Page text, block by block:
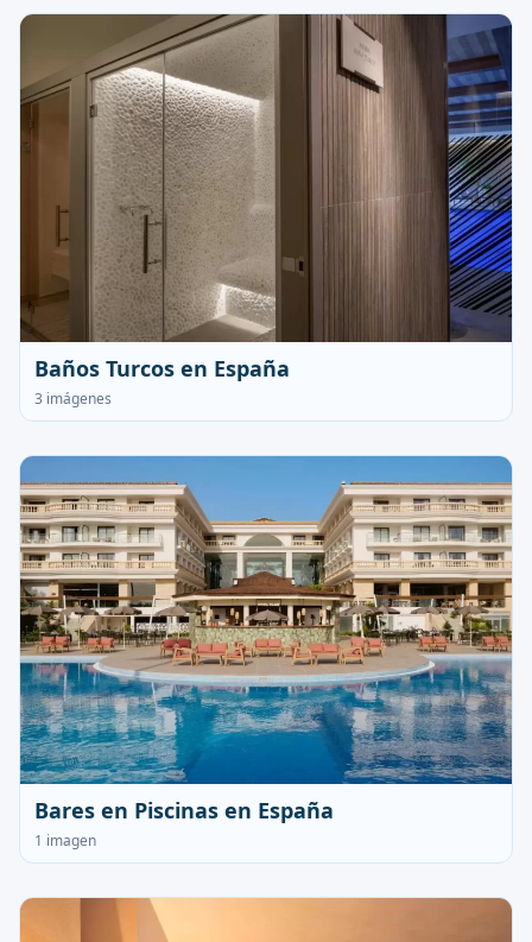
Baños Turcos en España
3 imágenes
Bares en Piscinas en España
1 imagen